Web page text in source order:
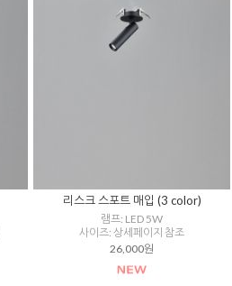
리스크 스포트 매입 (3 color)
램프: LED 5W
사이즈: 상세페이지 참조
26,000원